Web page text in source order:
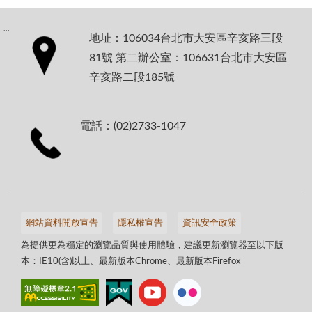
:::
地址：106034台北市大安區辛亥路三段
81號 第二辦公室：106631台北市大安區
辛亥路二段185號
電話：(02)2733-1047
網站資料開放宣告 隱私權宣告 資訊安全政策
為提供更為穩定的瀏覽品質與使用體驗，建議更新瀏覽器至以下版
本：IE10(含)以上、最新版本Chrome、最新版本Firefox